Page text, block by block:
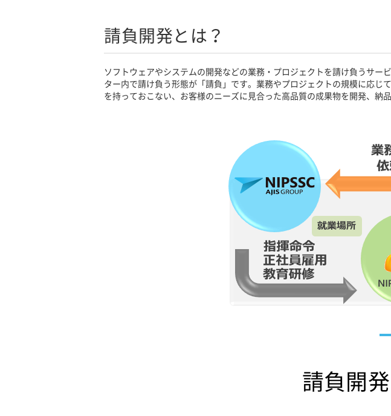
請負開発とは？
ソフトウェアやシステムの開発などの業務・プロジェクトを請け負うサ
ター内で請け負う形態が「請負」です。業務やプロジェクトの規模に応
を持っておこない、お客様のニーズに見合った高品質の成果物を開発、納品
請負開